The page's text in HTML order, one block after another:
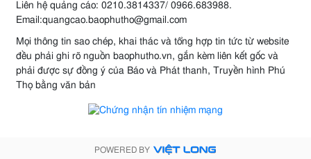
Liên hệ quảng cáo: 0210.3814337/ 0966.683988.
Email:quangcao.baophutho@gmail.com
Mọi thông tin sao chép, khai thác và tổng hợp tin tức từ website
đều phải ghi rõ nguồn baophutho.vn, gắn kèm liên kết gốc và
phải được sự đồng ý của Báo và Phát thanh, Truyền hình Phú
Thọ bằng văn bản
POWERED BY